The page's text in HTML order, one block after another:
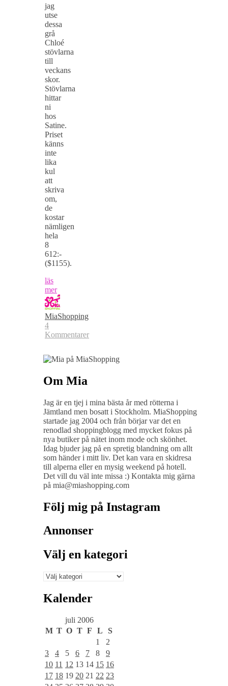
jag
utse
dessa
grå
Chloé
stövlarna
till
veckans
skor.
Stövlarna
hittar
ni
hos
Satine.
Priset
känns
inte
lika
kul
att
skriva
om,
de
kostar
nämligen
hela
8
612:-
($1155).
läs
mer
MiaShopping
4
Kommentarer
Om Mia
Jag är en tjej i mina bästa år med rötterna i
Jämtland men bosatt i Stockholm. MiaShopping
startade jag 2004 och från börjar var det en
renodlad shoppingblogg med mycket fokus på
nya butiker på nätet inom mode och skönhet.
Idag bjuder jag på en spretig blandning om allt
som händer i mitt liv. Det kan vara en skidresa
till alperna eller en mysig weekend på hotell.
Det vill du väl inte missa :) Kontakta mig gärna
på mia@miashopping.com
Följ mig på Instagram
Annonser
Välj en kategori
Välj
kategori
Kalender
juli 2006
M T O T F L
S
1
2
3
4 5 6 7 8
9
10 11 12 13 14 15 16
17 18 19 20 21 22 23